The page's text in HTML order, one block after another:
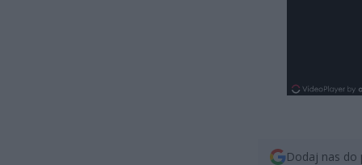
Dodaj nas do